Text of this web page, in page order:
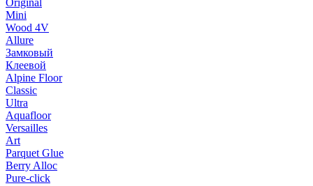
Original
Mini
Wood 4V
Allure
Замковый
Клеевой
Alpine Floor
Classic
Ultra
Aquafloor
Versailles
Art
Parquet Glue
Berry Alloc
Pure-click